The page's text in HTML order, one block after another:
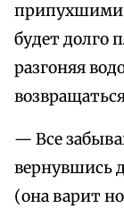
припухшими
будет долго
разгоняя
— Все
вернувшись
(она варит